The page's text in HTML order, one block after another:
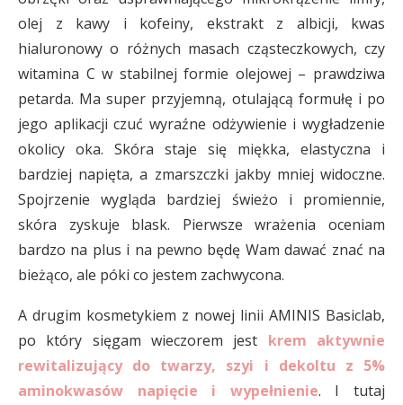
olej z kawy i kofeiny, ekstrakt z albicji, kwas
hialuronowy o różnych masach cząsteczkowych, czy
witamina C w stabilnej formie olejowej – prawdziwa
petarda. Ma super przyjemną, otulającą formułę i po
jego aplikacji czuć wyraźne odżywienie i wygładzenie
okolicy oka. Skóra staje się miękka, elastyczna i
bardziej napięta, a zmarszczki jakby mniej widoczne.
Spojrzenie wygląda bardziej świeżo i promiennie,
skóra zyskuje blask. Pierwsze wrażenia oceniam
bardzo na plus i na pewno będę Wam dawać znać na
bieżąco, ale póki co jestem zachwycona.
A drugim kosmetykiem z nowej linii AMINIS Basiclab,
po który sięgam wieczorem jest krem aktywnie
rewitalizujący do twarzy, szyi i dekoltu z 5%
aminokwasów napięcie i wypełnienie. I tutaj